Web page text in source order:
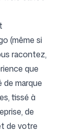
(même si
racontez,
que
marque
tissé à
de
de votre